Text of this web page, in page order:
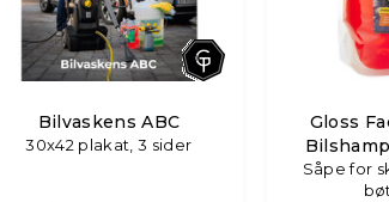
Bilvaskens ABC
30x42 plakat, 3 sider
Gloss
Såpe for